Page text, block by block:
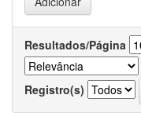
Resultados/Página
Registro(s)